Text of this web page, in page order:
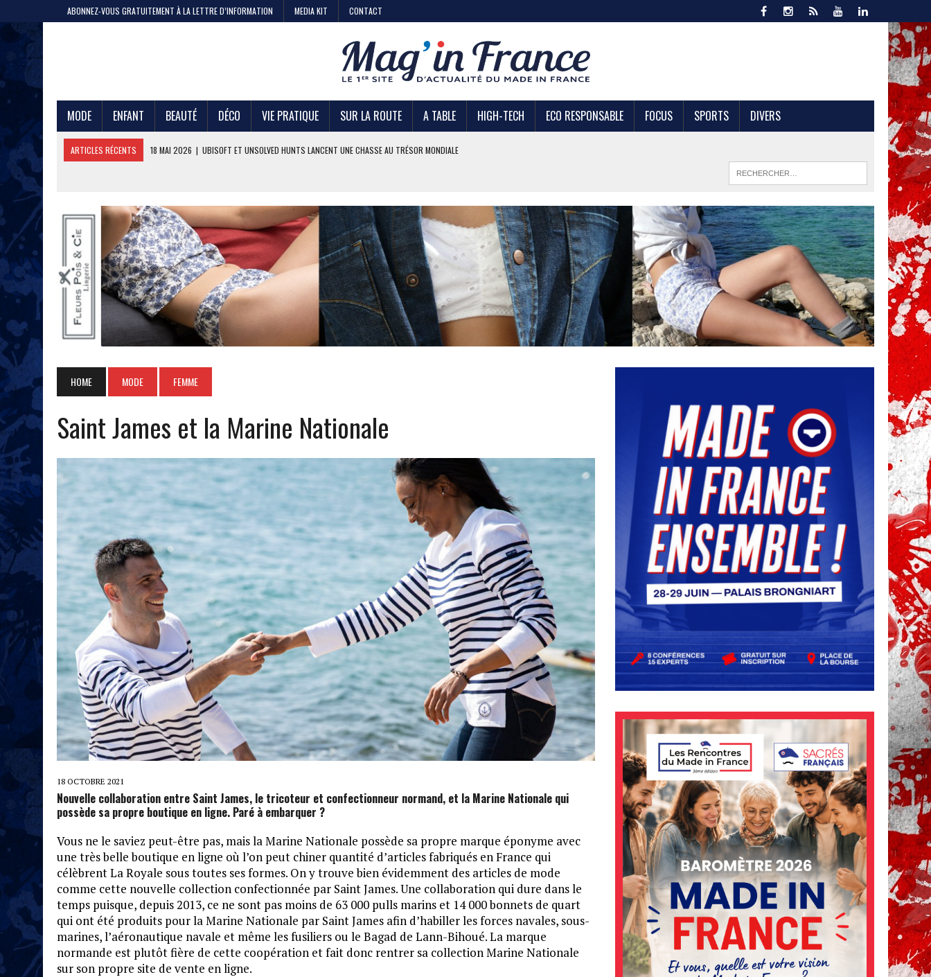
ABONNEZ-VOUS GRATUITEMENT À LA LETTRE D’INFORMATION MEDIA KIT CONTACT
MODE ENFANT BEAUTÉ DÉCO VIE PRATIQUE SUR LA ROUTE A TABLE HIGH-TECH ECO RESPONSABLE FOCUS SPORTS DIVERS
ARTICLES RÉCENTS 11 MAI 2026 | CRISTEL, 200 ANS DE SAVOIR-FAIRE
24 AVRIL 2026 | DEEPFOIL, POUR LES ADEPTES DU GRAND BLEU
21 AVRIL 2026 | 100 000 JEANS FABRIQUÉS EN FRANCE POUR JULES ET KIABI
17 AVRIL 2026 | DURALEX LANCE PICARDIE 58 CL, REMÈDE OU ERREUR DE STRATÉGIE ?
3 JUIN 2026 | L’ÉTERNELLE MARINIÈRE SAINT JAMES
18 MAI 2026
UBISOFT ET UNSOLVED HUNTS LANCENT UNE CHASSE AU TRÉSOR MONDIALE
HOME MODE FEMME
Saint James et la Marine Nationale
18 OCTOBRE 2021
Nouvelle collaboration entre Saint James, le tricoteur et confectionneur normand, et la Marine Nationale qui
possède sa propre boutique en ligne. Paré à embarquer ?
Vous ne le saviez peut-être pas, mais la Marine Nationale possède sa propre marque éponyme avec
une très belle boutique en ligne où l’on peut chiner quantité d’articles fabriqués en France qui
célèbrent La Royale sous toutes ses formes. On y trouve bien évidemment des articles de mode
comme cette nouvelle collection confectionnée par Saint James. Une collaboration qui dure dans le
temps puisque, depuis 2013, ce ne sont pas moins de 63 000 pulls marins et 14 000 bonnets de quart
qui ont été produits pour la Marine Nationale par Saint James afin d’habiller les forces navales, sous-
marines, l’aéronautique navale et même les fusiliers ou le Bagad de Lann-Bihoué. La marque
normande est plutôt fière de cette coopération et fait donc rentrer sa collection Marine Nationale
sur son propre site de vente en ligne.